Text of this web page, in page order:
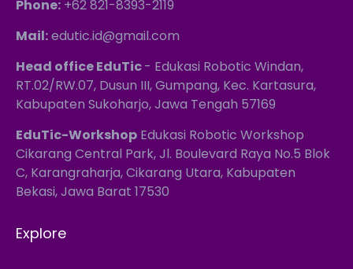
Phone: +62 821-8393-2119
Mail:edutic.id@gmail.com
Head office EduTic- Edukasi Robotic Windan,
RT.02/RW.07, Dusun III, Gumpang, Kec. Kartasura,
Kabupaten Sukoharjo, Jawa Tengah 57169
EduTic-Workshop Edukasi Robotic Workshop
Cikarang Central Park, Jl. Boulevard Raya No.5 Blok
C, Karangraharja, Cikarang Utara, Kabupaten
Bekasi, Jawa Barat 17530
Explore